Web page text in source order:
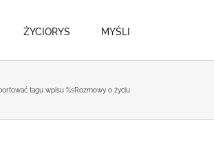
ŻYCIORYS MYŚLI
tagu wpisu %sRozmowy o życiu